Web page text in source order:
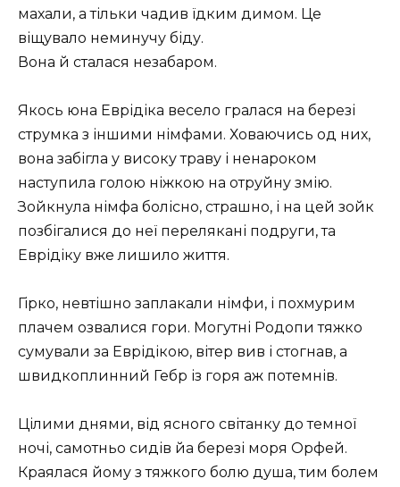
махали, а тільки чадив їдким димом. Це
віщувало неминучу біду.
Вона й сталася незабаром.
Якось юна Еврідіка весело гралася на березі
струмка з іншими німфами. Ховаючись од них,
вона забігла у високу траву і ненароком
наступила голою ніжкою на отруйну змію.
Зойкнула німфа болісно, страшно, і на цей зойк
позбігалися до неї перелякані подруги, та
Еврідіку вже лишило життя.
Гірко, невтішно заплакали німфи, і похмурим
плачем озвалися гори. Могутні Родопи тяжко
сумували за Еврідікою, вітер вив і стогнав, а
швидкоплинний Гебр із горя аж потемнів.
Цілими днями, від ясного світанку до темної
ночі, самотньо сидів йа березі моря Орфей.
Краялася йому з тяжкого болю душа, тим болем